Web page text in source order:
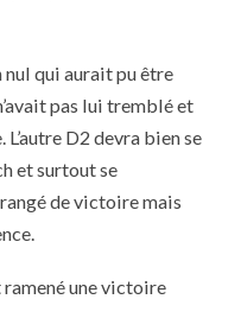
nul qui aurait pu être
pas lui tremblé et
D2 devra bien se
et surtout se
de victoire mais
ramené une victoire